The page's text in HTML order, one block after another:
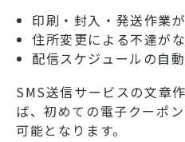
印刷・封入・発送作業
住所変更による不達が
配信スケジュールの自
SMS送信サービスの文章
ば、初めての電子クーポ
可能となります。